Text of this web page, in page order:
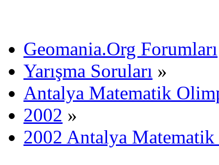
Geomania.Org Forumları
Yarışma Soruları »
Antalya Matematik
2002 »
2002 Antalya